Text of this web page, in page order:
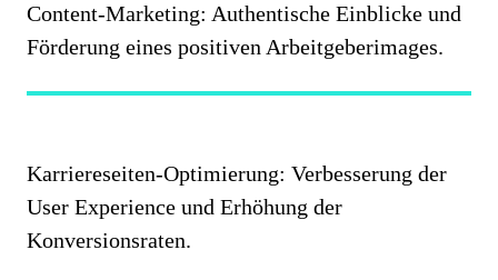
Content-Marketing: Authentische Einblicke und
Förderung eines positiven Arbeitgeberimages.
Karriereseiten-Optimierung: Verbesserung der
User Experience und Erhöhung der
Konversionsraten.